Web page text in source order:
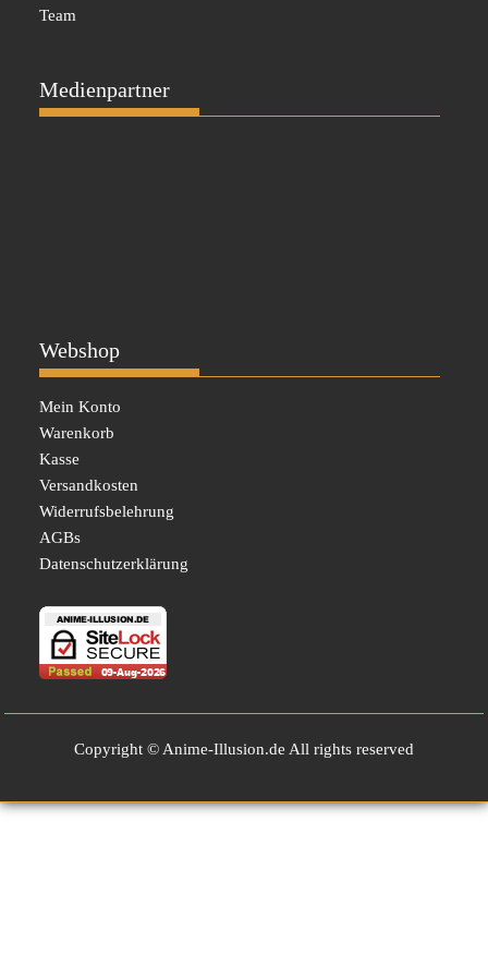
Team
Medienpartner
Webshop
Mein Konto
Warenkorb
Kasse
Versandkosten
Widerrufsbelehrung
AGBs
Datenschutzerklärung
Copyright © Anime-Illusion.de All rights reserved